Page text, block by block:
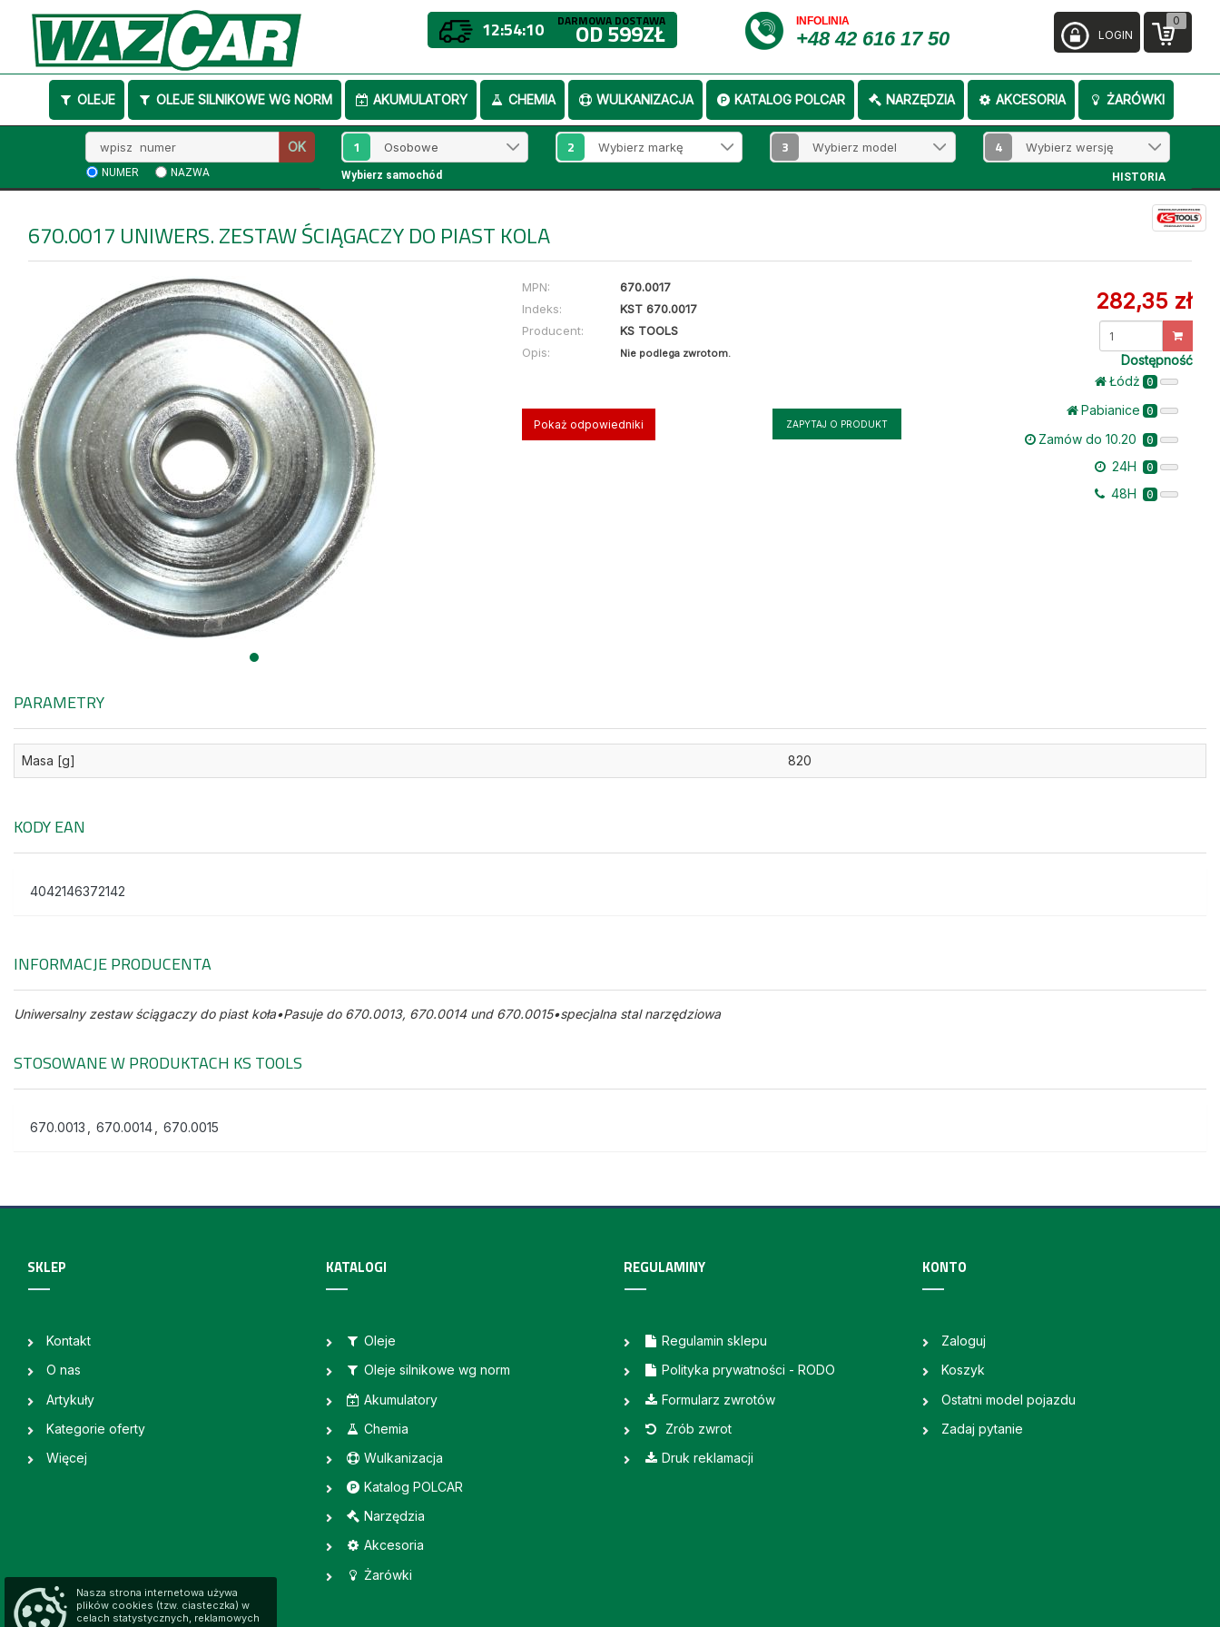
12:54:09 DARMOWA DOSTAWA
OD 599ZŁ INFOLINIA
+48 42 616 17 50
OLEJE OLEJE SILNIKOWE WG NORM AKUMULATORY CHEMIA WULKANIZACJA KATALOG POLCAR NARZĘDZIA AKCESORIA ŻARÓWKI
0
LOGIN
numer
OK
NUMER NAZWA
1 2 3 4
Wybierz samochód HISTORIA
670.0017 UNIWERS. ZESTAW ŚCIĄGACZY DO PIAST KOLA
MPN:
670.0017
Indeks:
KST 670.0017
Producent:
KS TOOLS
Opis:
Nie podlega zwrotom.
Pokaż odpowiedniki ZAPYTAJ O PRODUKT
282,35 zł
Dostępność
Łódż 0
Pabianice 0
Zamów do 10.20 0
24H 0
48H 0
PARAMETRY
Masa [g] 820
KODY EAN
4042146372142
INFORMACJE PRODUCENTA
Uniwersalny zestaw ściągaczy do piast koła•Pasuje do 670.0013, 670.0014 und 670.0015•specjalna stal narzędziowa
STOSOWANE W PRODUKTACH KS TOOLS
670.0013 670.0014 670.0015
SKLEP
Kontakt
O nas
Artykuły
Kategorie oferty
Więcej
KATALOGI
Oleje
Oleje silnikowe wg norm
Akumulatory
Chemia
Wulkanizacja
Katalog POLCAR
Narzędzia
Akcesoria
Żarówki
REGULAMINY
Regulamin sklepu
Polityka prywatności - RODO
Formularz zwrotów
Zrób zwrot
Druk reklamacji
KONTO
Zaloguj
Koszyk
Ostatni model pojazdu
Zadaj pytanie
Nasza strona internetowa używa
plików cookies (tzw. ciasteczka) w
celach statystycznych, reklamowych